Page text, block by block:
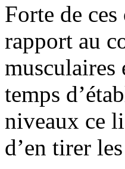
Forte de
rapport au
musculaires
temps
niveaux ce
d’en tirer